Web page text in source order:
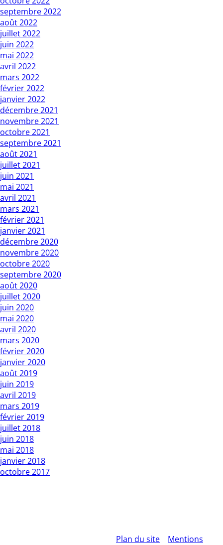
septembre 2022
août 2022
juillet 2022
juin 2022
mai 2022
avril 2022
mars 2022
février 2022
janvier 2022
décembre 2021
novembre 2021
octobre 2021
septembre 2021
août 2021
juillet 2021
juin 2021
mai 2021
avril 2021
mars 2021
février 2021
janvier 2021
décembre 2020
novembre 2020
octobre 2020
septembre 2020
août 2020
juillet 2020
juin 2020
mai 2020
avril 2020
mars 2020
février 2020
janvier 2020
août 2019
juin 2019
avril 2019
mars 2019
février 2019
juillet 2018
juin 2018
mai 2018
janvier 2018
octobre 2017
Plan du site
Mentions